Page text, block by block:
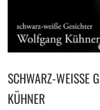
SCHWARZ-WEISSE
ÜHNER